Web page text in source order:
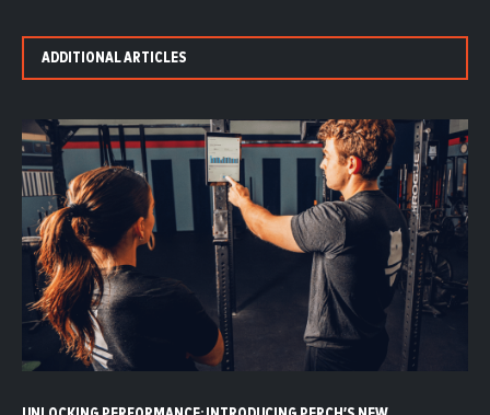
ADDITIONAL ARTICLES